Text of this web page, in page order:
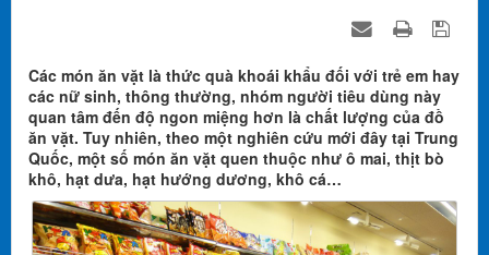
Các món ăn vặt là thức quà khoái khẩu đối với trẻ em hay
các nữ sinh, thông thường, nhóm người tiêu dùng này
quan tâm đến độ ngon miệng hơn là chất lượng của đồ
ăn vặt. Tuy nhiên, theo một nghiên cứu mới đây tại Trung
Quốc, một số món ăn vặt quen thuộc như ô mai, thịt bò
khô, hạt dưa, hạt hướng dương, khô cá…